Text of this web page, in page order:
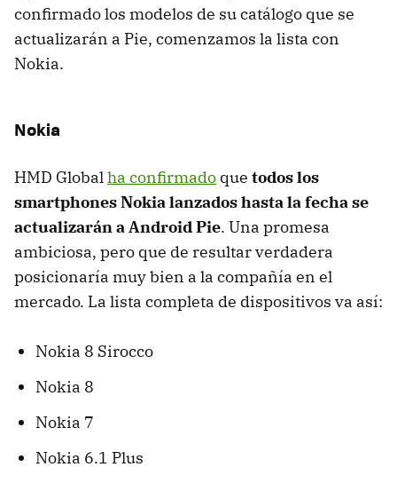
confirmado los modelos de su catálogo que se
actualizarán a Pie, comenzamos la lista con
Nokia.
Nokia
HMD Globalha confirmado que todos los
smartphones Nokia lanzados hasta la fecha se
actualizarán a Android Pie. Una promesa
ambiciosa, pero que de resultar verdadera
posicionaría muy bien a la compañía en el
mercado. La lista completa de dispositivos va así:
Nokia 8 Sirocco
Nokia 8
Nokia 7
Nokia 6.1 Plus